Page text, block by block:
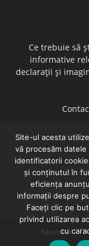
Ce trebuie să
informative
declarații și
Facebook
Site-ul acesta
vă procesăm
identificatorii
și conținutul în
eficiența
informații despre
Faceți clic pe
privind utilizarea
cu